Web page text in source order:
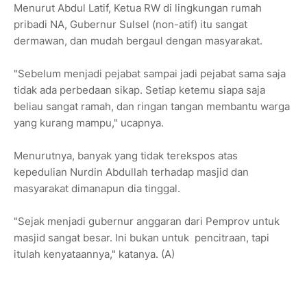
Menurut Abdul Latif, Ketua RW di lingkungan rumah
pribadi NA, Gubernur Sulsel (non-atif) itu sangat
dermawan, dan mudah bergaul dengan masyarakat.
"Sebelum menjadi pejabat sampai jadi pejabat sama saja
tidak ada perbedaan sikap. Setiap ketemu siapa saja
beliau sangat ramah, dan ringan tangan membantu warga
yang kurang mampu," ucapnya.
Menurutnya, banyak yang tidak terekspos atas
kepedulian Nurdin Abdullah terhadap masjid dan
masyarakat dimanapun dia tinggal.
"Sejak menjadi gubernur anggaran dari Pemprov untuk
masjid sangat besar. Ini bukan untuk pencitraan, tapi
itulah kenyataannya," katanya. (A)